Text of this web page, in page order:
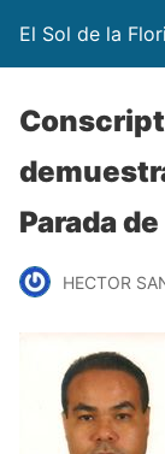
El Sol de la
Parada
HECTOR